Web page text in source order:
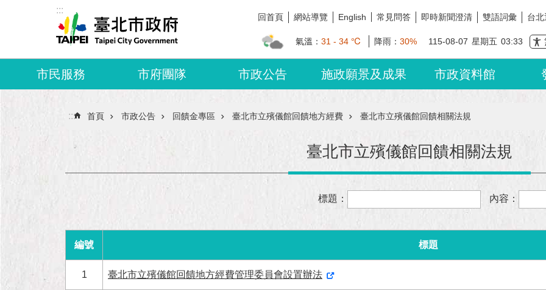
跳到主要內容區塊
:::
回首頁 網站導覽 English 常見問答 即時新聞澄清 雙語詞彙 台北
氣溫： 31 - 34 ℃ 降雨： 30% 115-08-07 星期五 03:33
市民服務 市府團隊 市政公告 施政願景及成果 市政資料館
::: 首頁 市政公告 回饋金專區 臺北市立殯儀館回饋地方經費 臺北市立殯儀館回饋相關法規
臺北市立殯儀館回饋相關法規
標題： 內容：
編號 標題
1 臺北市立殯儀館回饋地方經費管理委員會設置辦法